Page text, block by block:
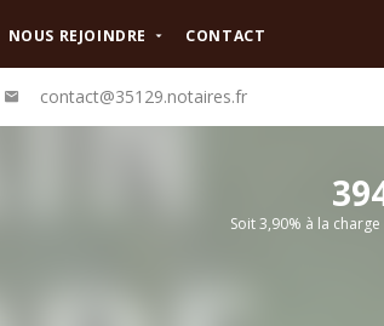
NOUS REJOINDRE CONTACT
contact@35129.notaires.fr
Soit 3,90% à la